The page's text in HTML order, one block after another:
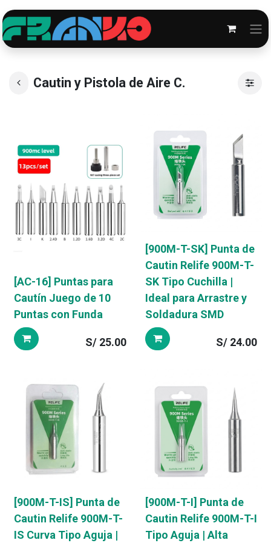
Cautin y Pistola de Aire C.
[AC-16] Puntas para
Cautín Juego de 10
Puntas con Funda
S/ 25.00
[900M-T-SK] Punta de
Cautin Relife 900M-T-
SK Tipo Cuchilla |
Ideal para Arrastre y
Soldadura SMD
S/ 24.00
[900M-T-IS] Punta de
Cautin Relife 900M-T-
IS Curva Tipo Aguja |
[900M-T-I] Punta de
Cautin Relife 900M-T-I
Tipo Aguja | Alta